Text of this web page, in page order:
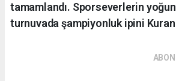
tamamlandı. Sporseverlerin
turnuvada şampiyonluk ipini